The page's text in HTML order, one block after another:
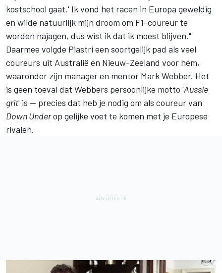
kostschool gaat.' Ik vond het racen in Europa geweldig
en wilde natuurlijk mijn droom om F1-coureur te
worden najagen, dus wist ik dat ik moest blijven."
Daarmee volgde Piastri een soortgelijk pad als veel
coureurs uit Australië en Nieuw-Zeeland voor hem,
waaronder zijn manager en mentor Mark Webber. Het
is geen toeval dat Webbers persoonlijke motto 'Aussie
grit' is — precies dat heb je nodig om als coureur van
Down Underop gelijke voet te komen met je Europese
rivalen.